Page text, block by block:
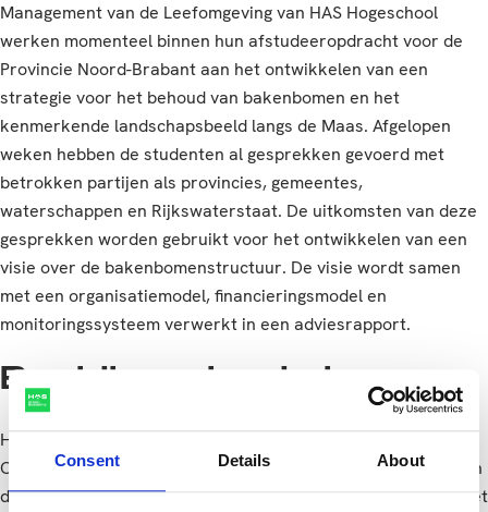
Consent Details About
Management van de Leefomgeving van HAS Hogeschool
werken momenteel binnen hun afstudeeropdracht voor de
Provincie Noord-Brabant aan het ontwikkelen van een
strategie voor het behoud van bakenbomen en het
kenmerkende landschapsbeeld langs de Maas. Afgelopen
weken hebben de studenten al gesprekken gevoerd met
betrokken partijen als provincies, gemeentes,
waterschappen en Rijkswaterstaat. De uitkomsten van deze
gesprekken worden gebruikt voor het ontwikkelen van een
visie over de bakenbomenstructuur. De visie wordt samen
met een organisatiemodel, financieringsmodel en
monitoringssysteem verwerkt in een adviesrapport.
Beeldbepalende bomen
Het rivierenlandschap heeft een uniek landschapsbeeld.
Openheid en uitgestrekt, dynamiek vanuit de scheepvaart en
de wisselende waterstanden, maar ook rust en ruimte. Bij het